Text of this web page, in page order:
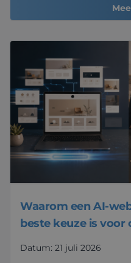
Waarom een AI-
beste keuze is voor
Datum: 21 juli 2026